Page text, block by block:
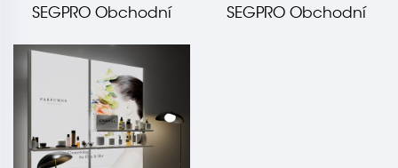
SEGPRO Obchodní
magnetickým hákem
SEGPRO Obchodní